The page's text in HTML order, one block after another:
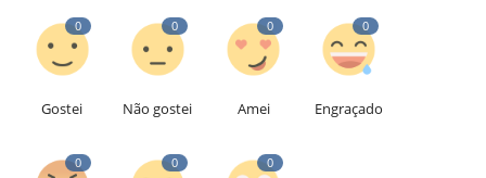
0
Gostei
0
Não gostei
0
Amei
0
Engraçado
0 0 0